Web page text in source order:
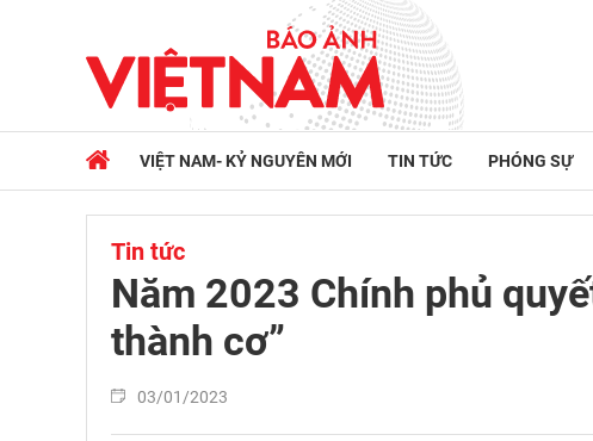
VIỆT NAM- KỶ NGUYÊN MỚI TIN TỨC PHÓNG SỰ
Tin tức
Năm 2023 Chính phủ
thành cơ”
03/01/2023